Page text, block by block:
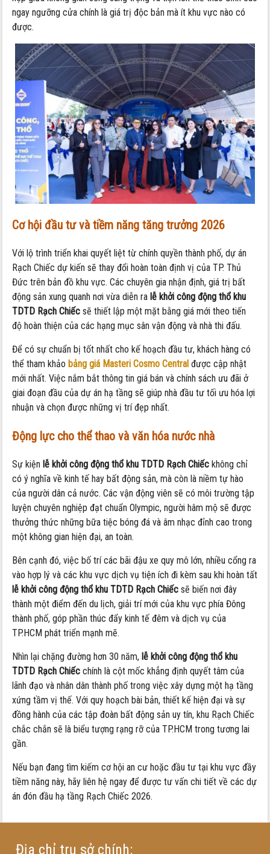
ngay ngưỡng cửa chính là giá trị độc bản mà ít khu vực nào có
được.
Cơ hội đầu tư và tiềm năng tăng trưởng 2026
Với lộ trình triển khai quyết liệt từ chính quyền thành phố, dự án
Rạch Chiếc dự kiến sẽ thay đổi hoàn toàn định vị của TP. Thủ
Đức trên bản đồ khu vực. Các chuyên gia nhận định, giá trị bất
động sản xung quanh nơi vừa diễn ra lễ khởi công động thổ khu
TDTD Rạch Chiếc sẽ thiết lập một mặt bằng giá mới theo tiến
độ hoàn thiện của các hạng mục sân vận động và nhà thi đấu.
Để có sự chuẩn bị tốt nhất cho kế hoạch đầu tư, khách hàng có
thể tham khảo bảng giá Masteri Cosmo Central được cập nhật
mới nhất. Việc nắm bắt thông tin giá bán và chính sách ưu đãi ở
giai đoạn đầu của dự án hạ tầng sẽ giúp nhà đầu tư tối ưu hóa lợi
nhuận và chọn được những vị trí đẹp nhất.
Động lực cho thể thao và văn hóa nước nhà
Sự kiện lễ khởi công động thổ khu TDTD Rạch Chiếc không chỉ
có ý nghĩa về kinh tế hay bất động sản, mà còn là niềm tự hào
của người dân cả nước. Các vận động viên sẽ có môi trường tập
luyện chuyên nghiệp đạt chuẩn Olympic, người hâm mộ sẽ được
thưởng thức những bữa tiệc bóng đá và âm nhạc đỉnh cao trong
một không gian hiện đại, an toàn.
Bên cạnh đó, việc bố trí các bãi đậu xe quy mô lớn, nhiều cổng ra
vào hợp lý và các khu vực dịch vụ tiện ích đi kèm sau khi hoàn tất
lễ khởi công động thổ khu TDTD Rạch Chiếc sẽ biến nơi đây
thành một điểm đến du lịch, giải trí mới của khu vực phía Đông
thành phố, góp phần thúc đẩy kinh tế đêm và dịch vụ của
TP. HCM phát triển mạnh mẽ.
Nhìn lại chặng đường hơn 30 năm, lễ khởi công động thổ khu
TDTD Rạch Chiếc chính là cột mốc khẳng định quyết tâm của
lãnh đạo và nhân dân thành phố trong việc xây dựng một hạ tầng
xứng tầm vị thế. Với quy hoạch bài bản, thiết kế hiện đại và sự
đồng hành của các tập đoàn bất động sản uy tín, khu Rạch Chiếc
chắc chắn sẽ là biểu tượng rạng rỡ của TP. HCM trong tương lai
gần.
Nếu bạn đang tìm kiếm cơ hội an cư hoặc đầu tư tại khu vực đầy
tiềm năng này, hãy liên hệ ngay để được tư vấn chi tiết về các dự
án đón đầu hạ tầng Rạch Chiếc 2026.
Địa chỉ trụ sở chính: